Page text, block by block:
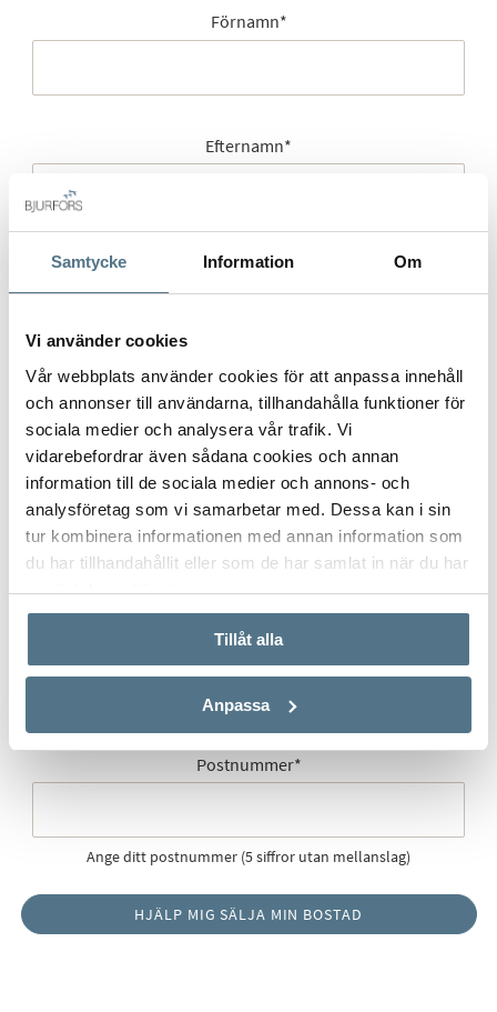
Samtycke Information Om
Vi använder cookies
Vår webbplats använder cookies för att anpassa innehåll
och annonser till användarna, tillhandahålla funktioner för
sociala medier och analysera vår trafik. Vi
vidarebefordrar även sådana cookies och annan
information till de sociala medier och annons- och
analysföretag som vi samarbetar med. Dessa kan i sin
tur kombinera informationen med annan information som
du har tillhandahållit eller som de har samlat in när du har
använt deras tjänster.
Tillåt alla
Anpassa
Förnamn*
Efternamn*
Mobilnummer
E-post*
Gatuadress (Välj adress)*
Postort*
Postnummer*
Ange ditt postnummer (5 siffror utan mellanslag)